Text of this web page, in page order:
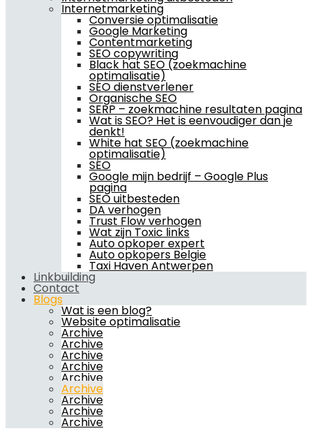
Internetmarketing
Conversie optimalisatie
Google Marketing
Contentmarketing
SEO copywriting
Black hat SEO (zoekmachine
optimalisatie)
SEO dienstverlener
Organische SEO
SERP – zoekmachine resultaten pagina
Wat is SEO? Het is eenvoudiger dan je
denkt!
White hat SEO (zoekmachine
optimalisatie)
SEO
Google mijn bedrijf – Google Plus
pagina
SEO uitbesteden
DA verhogen
Trust Flow verhogen
Wat zijn Toxic links
Auto opkoper expert
Auto opkopers Belgie
Taxi Haven Antwerpen
Linkbuilding
Contact
Blogs
Wat is een blog?
Website optimalisatie
Archive
Archive
Archive
Archive
Archive
Archive
Archive
Archive
Archive